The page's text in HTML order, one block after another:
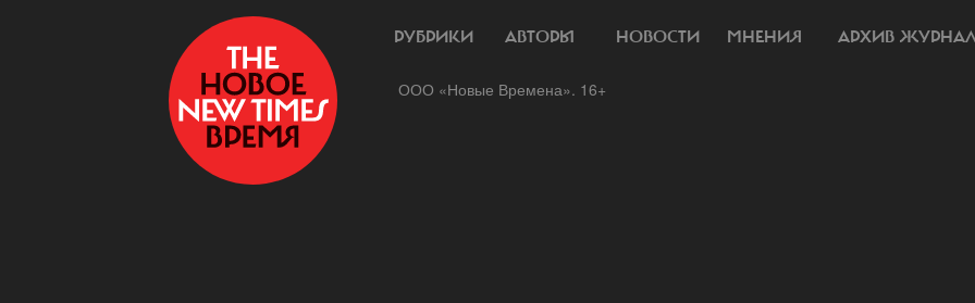
РУБРИКИ АВТОРЫ НОВОСТИ МНЕНИЯ АРХИВ
ООО «Новые Времена». 16+